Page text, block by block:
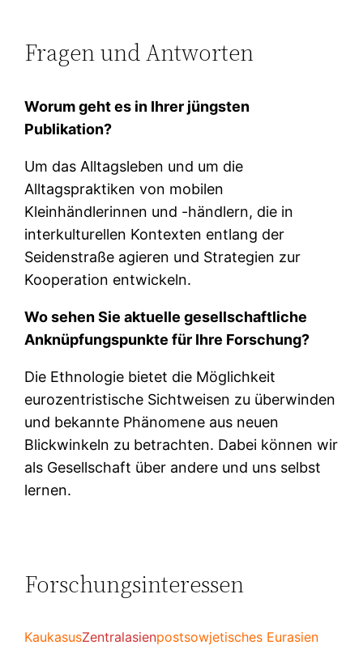
Fragen und Antworten
Worum geht es in Ihrer jüngsten
Publikation?
Um das Alltagsleben und um die
Alltagspraktiken von mobilen
Kleinhändlerinnen und -händlern, die in
interkulturellen Kontexten entlang der
Seidenstraße agieren und Strategien zur
Kooperation entwickeln.
Wo sehen Sie aktuelle gesellschaftliche
Anknüpfungspunkte für Ihre Forschung?
Die Ethnologie bietet die Möglichkeit
eurozentristische Sichtweisen zu überwinden
und bekannte Phänomene aus neuen
Blickwinkeln zu betrachten. Dabei können wir
als Gesellschaft über andere und uns selbst
lernen.
Forschungsinteressen
KaukasusZentralasienpostsowjetisches Eurasien